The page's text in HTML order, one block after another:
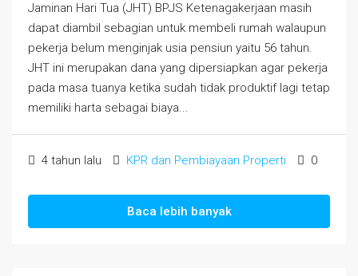
Jaminan Hari Tua (JHT) BPJS Ketenagakerjaan masih
dapat diambil sebagian untuk membeli rumah walaupun
pekerja belum menginjak usia pensiun yaitu 56 tahun.
JHT ini merupakan dana yang dipersiapkan agar pekerja
pada masa tuanya ketika sudah tidak produktif lagi tetap
memiliki harta sebagai biaya...
4 tahun lalu KPR dan Pembiayaan Properti 0
Baca lebih banyak